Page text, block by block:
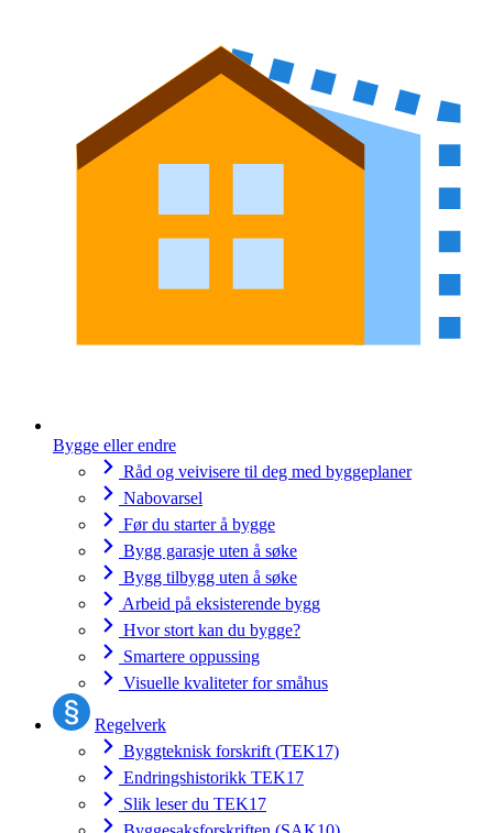
Bygge eller endre
Råd og veivisere til deg med byggeplaner
Nabovarsel
Før du starter å bygge
Bygg garasje uten å søke
Bygg tilbygg uten å søke
Arbeid på eksisterende bygg
Hvor stort kan du bygge?
Smartere oppussing
Visuelle kvaliteter for småhus
Regelverk
Byggteknisk forskrift (TEK17)
Endringshistorikk TEK17
Slik leser du TEK17